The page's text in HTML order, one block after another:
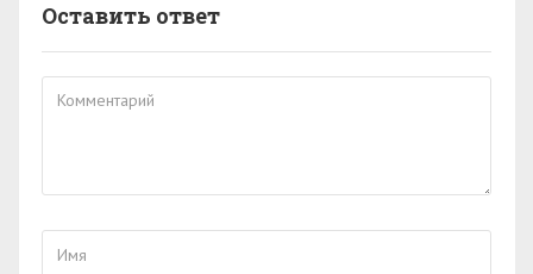
Оставить ответ